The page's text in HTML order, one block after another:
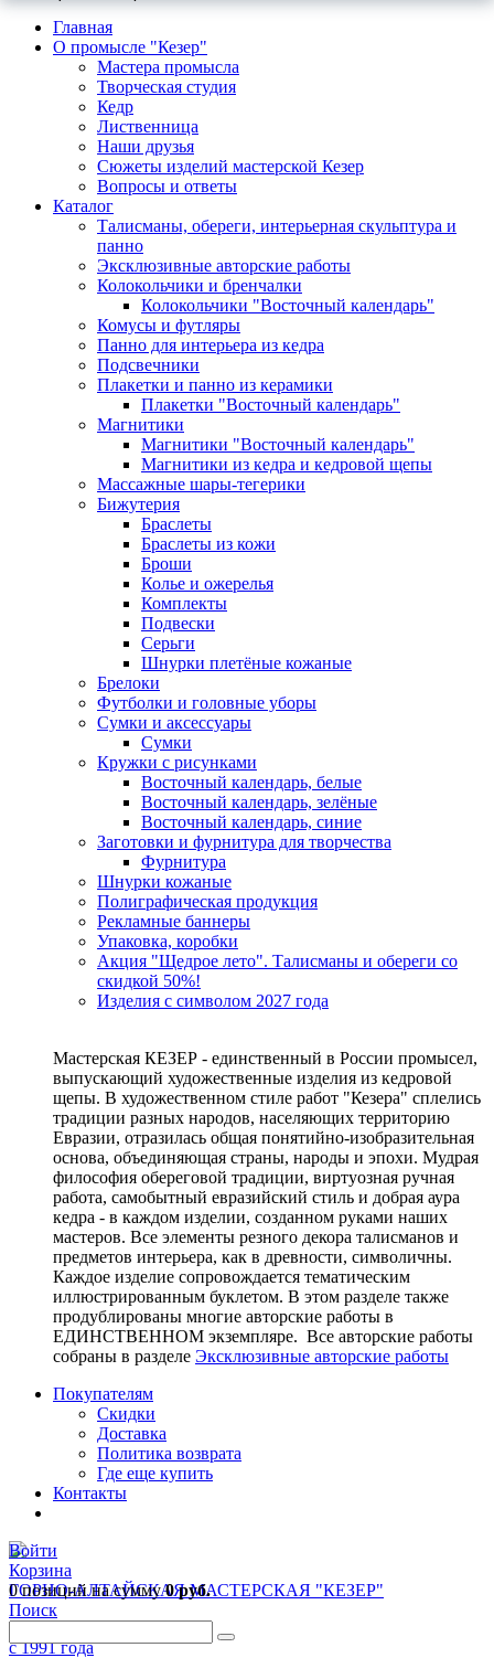
Главная
О промысле "Кезер"
Мастера промысла
Творческая студия
Кедр
Лиственница
Наши друзья
Сюжеты изделий мастерской Кезер
Вопросы и ответы
Каталог
Талисманы, обереги, интерьерная скульптура и
панно
Эксклюзивные авторские работы
Колокольчики и бренчалки
Колокольчики "Восточный календарь"
Комусы и футляры
Панно для интерьера из кедра
Подсвечники
Плакетки и панно из керамики
Плакетки "Восточный календарь"
Магнитики
Магнитики "Восточный календарь"
Магнитики из кедра и кедровой щепы
Массажные шары-тегерики
Бижутерия
Браслеты
Браслеты из кожи
Броши
Колье и ожерелья
Комплекты
Подвески
Серьги
Шнурки плетёные кожаные
Брелоки
Футболки и головные уборы
Сумки и аксессуары
Сумки
Кружки с рисунками
Восточный календарь, белые
Восточный календарь, зелёные
Восточный календарь, синие
Заготовки и фурнитура для творчества
Фурнитура
Шнурки кожаные
Полиграфическая продукция
Рекламные баннеры
Упаковка, коробки
Акция "Щедрое лето". Талисманы и обереги со
скидкой 50%!
Изделия с символом 2027 года
Мастерская КЕЗЕР - единственный в России промысел,
выпускающий художественные изделия из кедровой
щепы. В художественном стиле работ "Кезера" сплелись
традиции разных народов, населяющих территорию
Евразии, отразилась общая понятийно-изобразительная
основа, объединяющая страны, народы и эпохи. Мудрая
философия обереговой традиции, виртуозная ручная
работа, самобытный евразийский стиль и добрая аура
кедра - в каждом изделии, созданном руками наших
мастеров. Все элементы резного декора талисманов и
предметов интерьера, как в древности, символичны.
Каждое изделие сопровождается тематическим
иллюстрированным буклетом. В этом разделе также
продублированы многие авторские работы в
ЕДИНСТВЕННОМ экземпляре. Все авторские работы
собраны в разделе Эксклюзивные авторские работы
Покупателям
Скидки
Доставка
Политика возврата
Где еще купить
Контакты
Войти
Корзина
0 позицийна сумму0 руб.
Поиск
ГОРНО-АЛТАЙСКАЯ МАСТЕРСКАЯ "КЕЗЕР"
работаем
с 1991 года